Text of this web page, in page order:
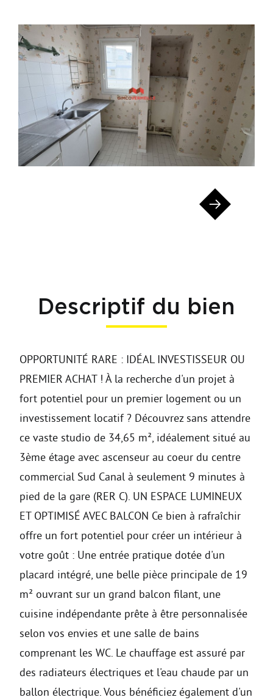
Descriptif du bien
OPPORTUNITÉ RARE : IDÉAL INVESTISSEUR OU
PREMIER ACHAT ! À la recherche d'un projet à
fort potentiel pour un premier logement ou un
investissement locatif ? Découvrez sans attendre
ce vaste studio de 34,65 m², idéalement situé au
3ème étage avec ascenseur au coeur du centre
commercial Sud Canal à seulement 9 minutes à
pied de la gare (RER C). UN ESPACE LUMINEUX
ET OPTIMISÉ AVEC BALCON Ce bien à rafraîchir
offre un fort potentiel pour créer un intérieur à
votre goût : Une entrée pratique dotée d'un
placard intégré, une belle pièce principale de 19
m² ouvrant sur un grand balcon filant, une
cuisine indépendante prête à être personnalisée
selon vos envies et une salle de bains
comprenant les WC. Le chauffage est assuré par
des radiateurs électriques et l'eau chaude par un
ballon électrique. Vous bénéficiez également d'un